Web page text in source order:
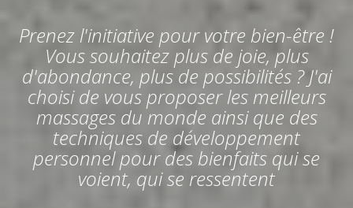
Prenez l'initiative pour votre bien-être !
Vous souhaitez plus de joie, plus
d'abondance, plus de possibilités ? J'ai
choisi de vous proposer les meilleurs
massages du monde ainsi que des
techniques de développement
personnel pour des bienfaits qui se
voient, qui se ressentent